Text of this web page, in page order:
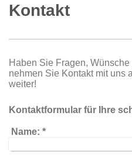
Kontakt
Haben Sie Fragen,
nehmen Sie Kontakt mit uns
weiter!
Kontaktformular für Ihre
Name: *